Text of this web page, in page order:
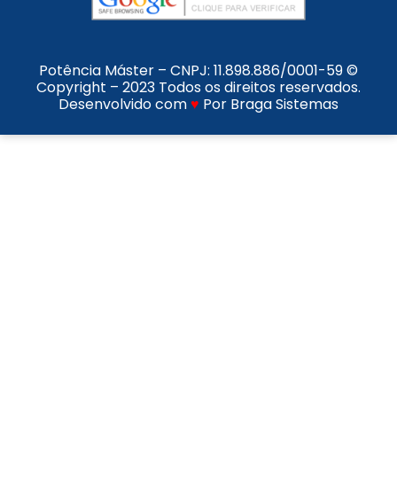
Potência Máster – CNPJ: 11.898.886/0001-59©
Copyright – 2023 Todos os direitos reservados.
Desenvolvido com♥ Por Braga Sistemas